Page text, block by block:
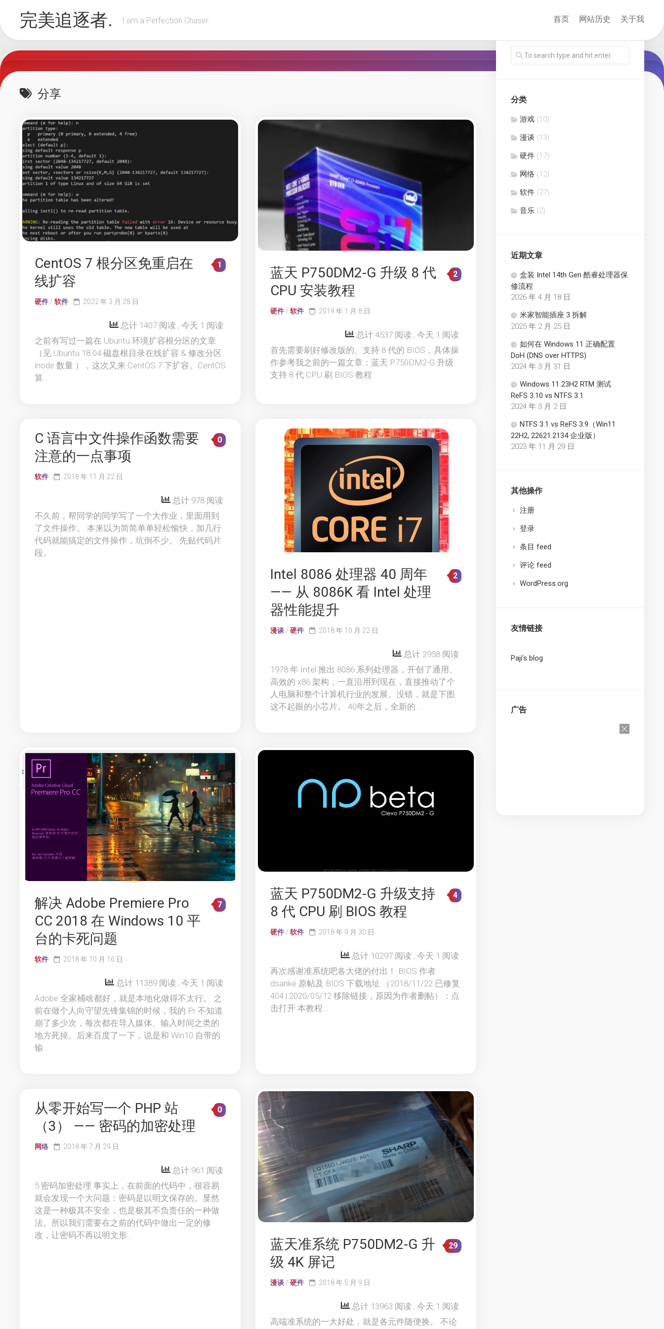
content完美追逐者. I am a Perfection Chaser. 首页 网站历史 关于我
分享
CentOS 7 根分区免重启在
线扩容
1
硬件/ 软件 2022 年 3 月 28 日
总计 1407 阅读 , 今天 1 阅读
之前有写过一篇在 Ubuntu 环境扩容根分区的文章
（见 Ubuntu 18.04 磁盘根目录在线扩容 & 修改分区
inode 数量 ），这次又来 CentOS 7 下扩容。CentOS
算...
蓝天 P750DM2-G 升级 8 代
CPU 安装教程
2
硬件 / 软件 2019 年 1 月 8 日
总计 4537 阅读 , 今天 1 阅读
首先需要刷好修改版的、支持 8 代的 BIOS，具体操
作参考我之前的一篇文章：蓝天 P750DM2-G 升级
支持 8 代 CPU 刷 BIOS 教程
C 语言中文件操作函数需要
注意的一点事项
0
软件 2018 年 11 月 22 日
总计 978 阅读
不久前，帮同学的同学写了一个大作业，里面用到
了文件操作。 本来以为简简单单轻松愉快，加几行
代码就能搞定的文件操作，坑倒不少。 先贴代码片
段。
Intel 8086 处理器 40 周年
—— 从 8086K 看 Intel 处理
器性能提升
2
漫谈/ 硬件 2018 年 10 月 22 日
总计 2958 阅读
1978 年 Intel 推出 8086 系列处理器，开创了通用、
高效的 x86 架构，一直沿用到现在，直接推动了个
人电脑和整个计算机行业的发展。没错，就是下图
这不起眼的小芯片。 40年之后，全新的 ...
解决 Adobe Premiere Pro
CC 2018 在 Windows 10 平
台的卡死问题
7
软件 2018 年 10 月 16 日
总计 11389 阅读 , 今天 1 阅读
Adobe 全家桶啥都好，就是本地化做得不太行。 之
前在做个人向守望先锋集锦的时候，我的 Pr 不知道
崩了多少次，每次都在导入媒体、输入时间之类的
地方死掉。后来百度了一下，说是和 Win10 自带的
输...
蓝天 P750DM2-G 升级支持
8 代 CPU 刷 BIOS 教程
4
硬件 / 软件 2018 年 9 月 30 日
总计 10297 阅读 , 今天 1 阅读
再次感谢准系统吧各大佬的付出！ BIOS 作者
dsanke 原帖及 BIOS 下载地址 （2018/11/22 已修复
404 | 2020/05/12 移除链接，原因为作者删帖）：点
击打开 本教程...
从零开始写一个 PHP 站
（3） —— 密码的加密处理
0
网络 2018 年 7 月 29 日
总计 961 阅读
5.密码加密处理 事实上，在前面的代码中，很容易
就会发现一个大问题：密码是以明文保存的。显然
这是一种极其不安全，也是极其不负责任的一种做
法。所以我们需要在之前的代码中做出一定的修
改，让密码不再以明文形...
蓝天准系统 P750DM2-G 升
级 4K 屏记
29
漫谈/ 硬件 2018 年 5 月 9 日
总计 13963 阅读 , 今天 1 阅读
高端准系统的一大好处，就是各元件随便换。 不论
分类
游戏 (10)
漫谈 (13)
硬件 (17)
网络 (12)
软件 (27)
音乐 (2)
近期文章
盒装 Intel 14th Gen 酷睿处理器保
修流程
2026 年 4 月 18 日
米家智能插座 3 拆解
2025 年 2 月 25 日
如何在 Windows 11 正确配置
DoH (DNS over HTTPS)
2024 年 3 月 31 日
Windows 11 23H2 RTM 测试
ReFS 3.10 vs NTFS 3.1
2024 年 3 月 2 日
NTFS 3.1 vs ReFS 3.9（Win11
22H2, 22621.2134 企业版）
2023 年 11 月 29 日
其他操作
注册
登录
条目 feed
评论 feed
WordPress.org
友情链接
Paji’s blog
广告